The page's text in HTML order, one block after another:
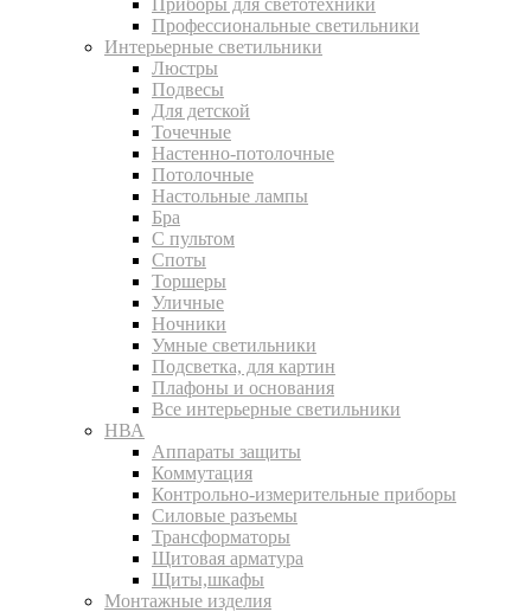
Приборы для светотехники
Профессиональные светильники
Интерьерные светильники
Люстры
Подвесы
Для детской
Точечные
Настенно-потолочные
Потолочные
Настольные лампы
Бра
С пультом
Споты
Торшеры
Уличные
Ночники
Умные светильники
Подсветка, для картин
Плафоны и основания
Все интерьерные светильники
НВА
Аппараты защиты
Коммутация
Контрольно-измерительные приборы
Силовые разъемы
Трансформаторы
Щитовая арматура
Щиты,шкафы
Монтажные изделия